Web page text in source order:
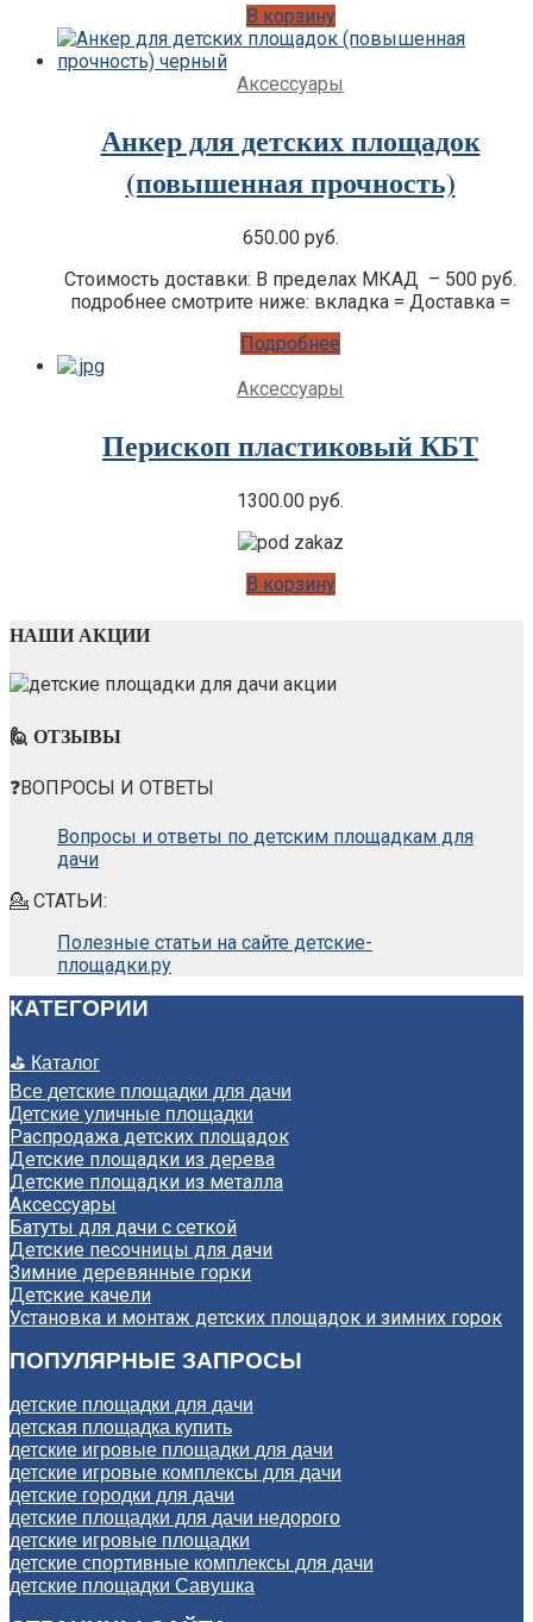
В корзину
Аксессуары
Анкер для детских площадок
(повышенная прочность)
650.00 руб.
Стоимость доставки: В пределах МКАД – 500 руб.
подробнее смотрите ниже: вкладка = Доставка =
Подробнее
Аксессуары
Перископ пластиковый КБТ
1300.00 руб.
В корзину
НАШИ АКЦИИ
🙋 ОТЗЫВЫ
❓ВОПРОСЫ И ОТВЕТЫ
Вопросы и ответы по детским площадкам для
дачи
💁 СТАТЬИ:
Полезные статьи на сайте детские-
площадки.ру
КАТЕГОРИИ
⛳ Каталог
Все детские площадки для дачи
Детские уличные площадки
Распродажа детских площадок
Детские площадки из дерева
Детские площадки из металла
Аксессуары
Батуты для дачи с сеткой
Детские песочницы для дачи
Зимние деревянные горки
Детские качели
Установка и монтаж детских площадок и зимних горок
ПОПУЛЯРНЫЕ ЗАПРОСЫ
детские площадки для дачи
детская площадка купить
детские игровые площадки для дачи
детские игровые комплексы для дачи
детские городки для дачи
детские площадки для дачи недорого
детские игровые площадки
детские спортивные комплексы для дачи
детские площадки Савушка